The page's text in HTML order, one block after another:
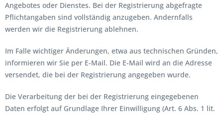
Angebotes oder Dienstes. Bei der Registrierung abgefragte
Pflichtangaben sind vollständig anzugeben. Andernfalls
werden wir die Registrierung ablehnen.
Im Falle wichtiger Änderungen, etwa aus technischen Gründen,
informieren wir Sie per E-Mail. Die E-Mail wird an die Adresse
versendet, die bei der Registrierung angegeben wurde.
Die Verarbeitung der bei der Registrierung eingegebenen
Daten erfolgt auf Grundlage Ihrer Einwilligung (Art. 6 Abs. 1 lit.